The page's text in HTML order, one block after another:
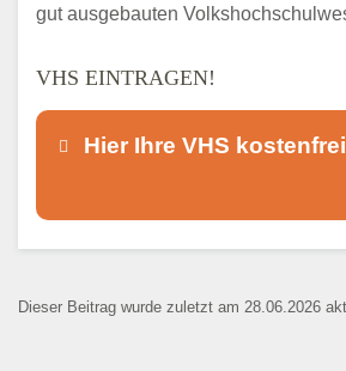
gut ausgebauten
VHS EINTRAGEN!
Hier Ihre VHS
Kontaktaufnahme und ist
Dieser Beitrag wurde zuletzt am 28.06.2026